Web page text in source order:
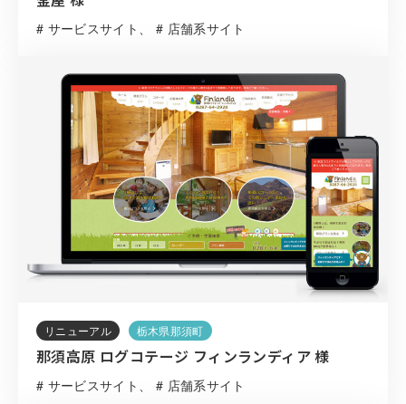
# サービスサイト # 店舗系サイト
リニューアル 栃木県那須町
那須高原 ログコテージ フィンランディア 様
# サービスサイト # 店舗系サイト